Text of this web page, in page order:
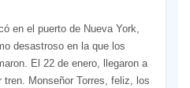
en el puerto de Nueva York,
desastroso en la que los
El 22 de enero, llegaron a
tren. Monseñor Torres, feliz, los